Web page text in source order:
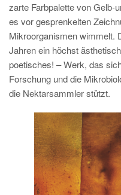
zarte Farbpalette von Gelb-
es vor gesprenkelten
Mikroorganismen wimmelt.
Jahren ein höchst
poetisches! – Werk, das
Forschung und die
die Nektarsammler stützt.